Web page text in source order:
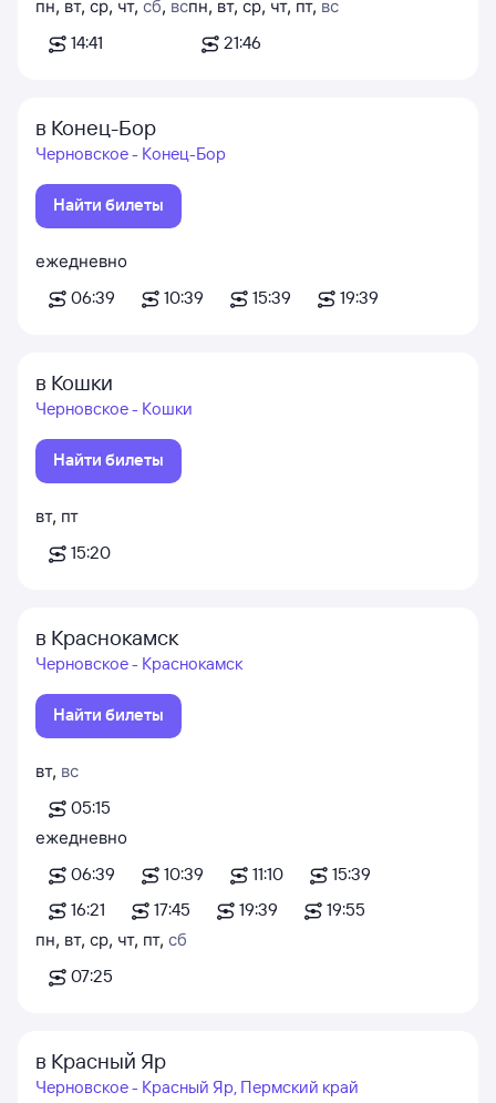
пн, вт, ср, чт, сб, вс
14:41
пн, вт, ср, чт, пт, вс
21:46
в Конец-Бор
Черновское - Конец-Бор
Найти билеты
ежедневно
06:39
10:39 15:39 19:39
в Кошки
Черновское - Кошки
Найти билеты
вт, пт
15:20
в Краснокамск
Черновское - Краснокамск
Найти билеты
вт, вс
05:15
ежедневно
06:39
10:39 11:10
15:39
16:21
17:45 19:39
19:55
пн, вт, ср, чт, пт, сб
07:25
в Красный Яр
Черновское - Красный Яр, Пермский край